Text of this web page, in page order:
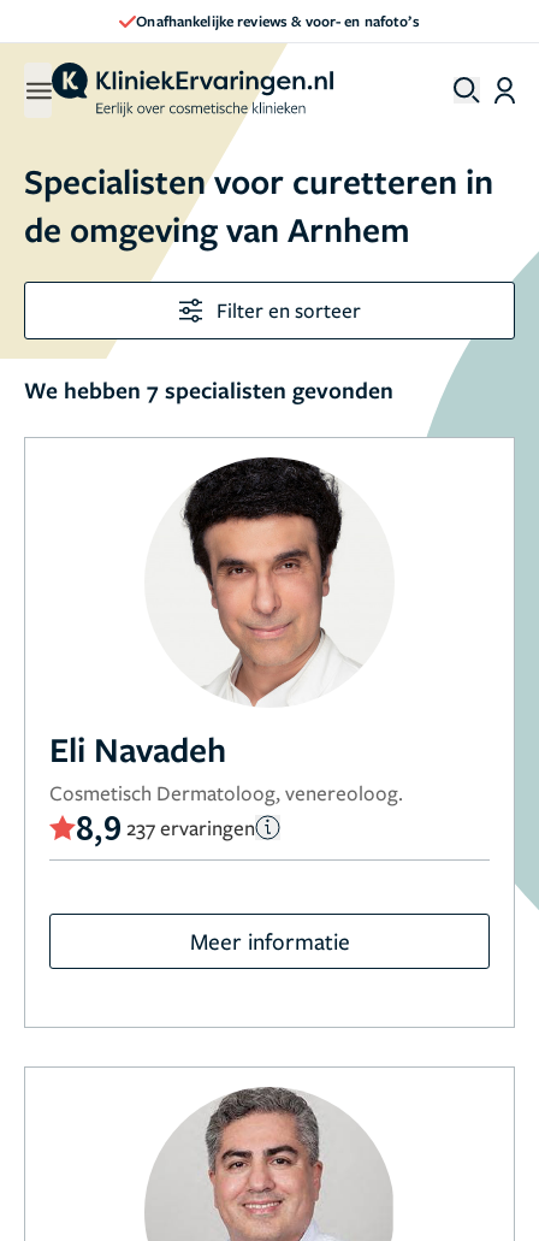
Onafhankelijke reviews & voor- en nafoto’s
Specialisten voor curetteren in
de omgeving van Arnhem
Filter en sorteer
We hebben 7 specialisten gevonden
Eli Navadeh
Cosmetisch Dermatoloog, venereoloog.
8,9 237 ervaringen
Meer informatie